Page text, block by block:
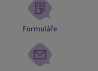
Formuláře